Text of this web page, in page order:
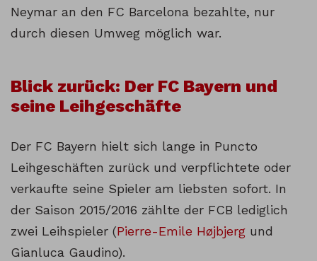
Neymar an den FC Barcelona bezahlte, nur
durch diesen Umweg möglich war.
Blick zurück: Der FC Bayern und
seine Leihgeschäfte
Der FC Bayern hielt sich lange in Puncto
Leihgeschäften zurück und verpflichtete oder
verkaufte seine Spieler am liebsten sofort. In
der Saison 2015/2016 zählte der FCB lediglich
zwei Leihspieler (Pierre-Emile Højbjerg und
Gianluca Gaudino).